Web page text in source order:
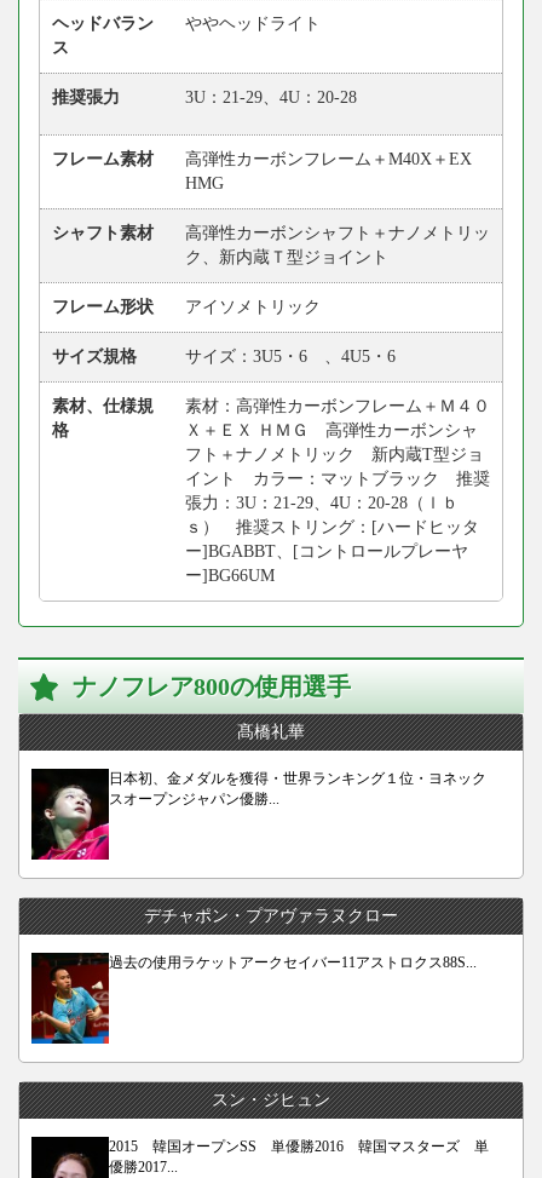
ヘッドバラン
ス
ややヘッドライト
推奨張力 3U：21-29、4U：20-28
フレーム素材
高弾性カーボンフレーム＋M40X＋EX
HMG
シャフト素材
高弾性カーボンシャフト＋ナノメトリッ
ク、新内蔵Ｔ型ジョイント
フレーム形状 アイソメトリック
サイズ規格 サイズ：3U5・6 、4U5・6
素材、仕様規
格
素材：高弾性カーボンフレーム＋Ｍ４０
Ｘ＋ＥＸ ＨＭＧ 高弾性カーボンシャ
フト＋ナノメトリック 新内蔵T型ジョ
イント カラー：マットブラック 推奨
張力：3U：21-29、4U：20-28（ｌｂ
ｓ） 推奨ストリング：[ハードヒッタ
ー]BGABBT、[コントロールプレーヤ
ー]BG66UM
ナノフレア800の使用選手
髙橋礼華
日本初、金メダルを獲得・世界ランキング１位・ヨネック
スオープンジャパン優勝...
デチャポン・プアヴァラヌクロー
過去の使用ラケットアークセイバー11アストロクス88S...
スン・ジヒュン
2015 韓国オープンSS 単優勝2016 韓国マスターズ 単
優勝2017...